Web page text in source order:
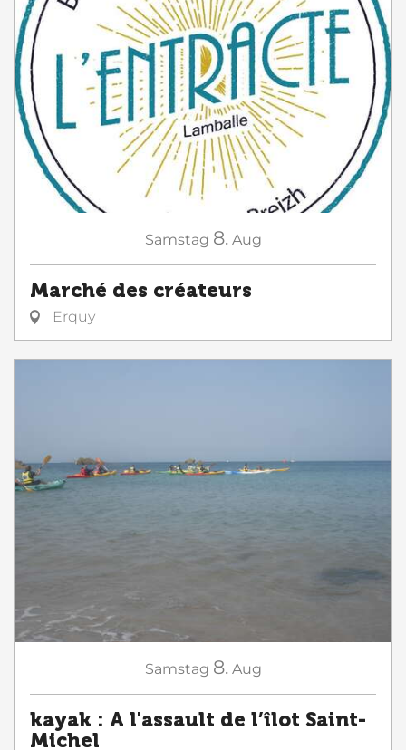
Samstag 8. Aug
Marché des créateurs
Erquy
Samstag 8. Aug
kayak : A l'assault de l’îlot Saint-
Michel